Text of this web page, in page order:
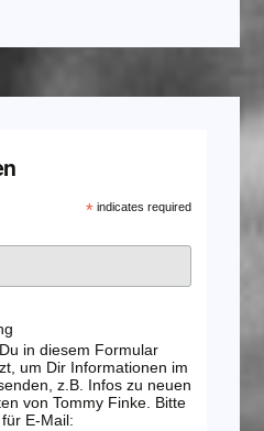
* indicates required
in diesem Formular
um Dir Informationen im
z.B. Infos zu neuen
von Tommy Finke. Bitte
E-Mail: